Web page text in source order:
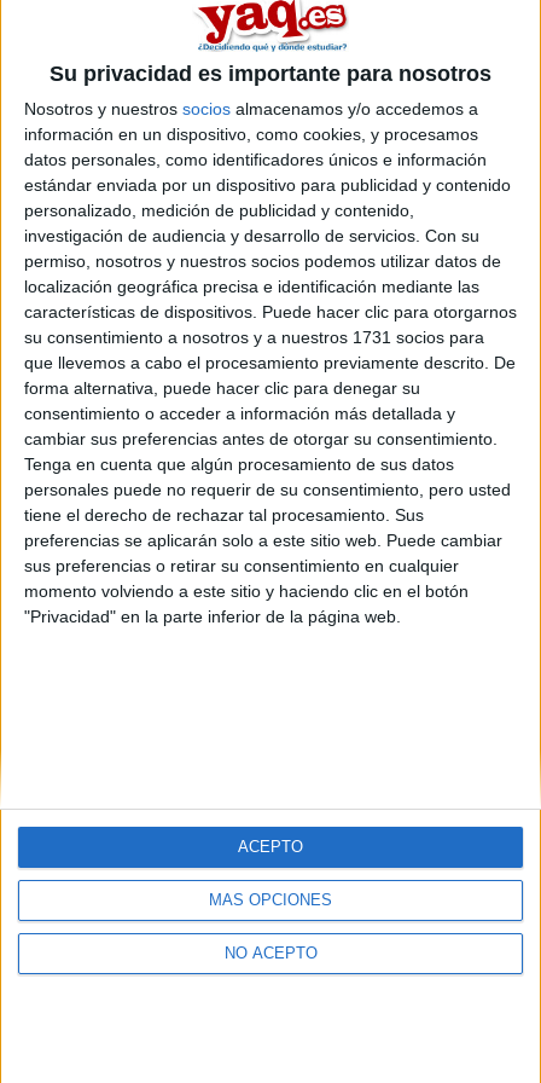
Su privacidad es importante para nosotros
Nosotros y nuestros socios almacenamos y/o accedemos a
información en un dispositivo, como cookies, y procesamos
datos personales, como identificadores únicos e información
estándar enviada por un dispositivo para publicidad y contenido
personalizado, medición de publicidad y contenido,
investigación de audiencia y desarrollo de servicios. Con su
permiso, nosotros y nuestros socios podemos utilizar datos de
localización geográfica precisa e identificación mediante las
características de dispositivos. Puede hacer clic para otorgarnos
su consentimiento a nosotros y a nuestros 1731 socios para
que llevemos a cabo el procesamiento previamente descrito. De
forma alternativa, puede hacer clic para denegar su
consentimiento o acceder a información más detallada y
cambiar sus preferencias antes de otorgar su consentimiento.
Tenga en cuenta que algún procesamiento de sus datos
personales puede no requerir de su consentimiento, pero usted
tiene el derecho de rechazar tal procesamiento. Sus
preferencias se aplicarán solo a este sitio web. Puede cambiar
sus preferencias o retirar su consentimiento en cualquier
momento volviendo a este sitio y haciendo clic en el botón
"Privacidad" en la parte inferior de la página web.
MÁS OPCIONES
NO ACEPTO
ACEPTO
oposiciones, másters o postgrados que podría hacer...
Comentadme porfa! Y gracias! :)
Blog de nereavioque
Comentarios
nereavioque
14th jun 2009
LADE
Hola de nuevo! Si podéis facilitar también información sobre
ADMINISTRACION Y DIRECCION DE EMPRESAS os lo
agradecería la verdad, porque estoy dudando también entre está
carrera. Me gustaría saber sobretodo el nivel de dificultad (hablo
de ADE solo, sin ninguna doble titulación) y si te permite tener
vida social más allá de loa estudios, es decir, salir de vez en
cuando por la noche, algún que otro diilla sin estudiar... jeje es
que de verdad, me gusta mucho esta carrera pero no podría
soportarla si se me hiciera muy pesada! Contestadme porfavor,
que es muuuy importante para mi! Un besito y gracias
anticipadas!
Quiénes somos|Contactar|Anúnciate
Aviso legal
Politica de privacidad|Condiciones generales
Política
de cookies
© 2003-2026Compás Mediterráneo S.L.- Diego de León 47 - 28006
Madrid [ESPAÑA] - Tel. +34 91 593 2767